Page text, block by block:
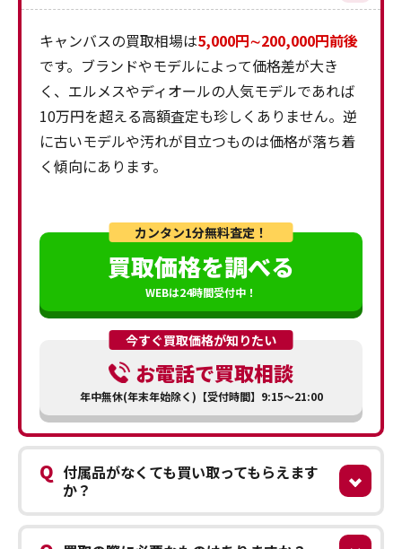
キャンバスの買取相場は5,000円∼200,000円前後
です。ブランドやモデルによって価格差が大き
く、エルメスやディオールの人気モデルであれば
10万円を超える高額査定も珍しくありません。逆
に古いモデルや汚れが目立つものは価格が落ち着
く傾向にあります。
カンタン1分無料査定！
買取価格を調べる
WEBは24時間受付中！
今すぐ買取価格が知りたい
お電話で買取相談
年中無休(年末年始除く)【受付時間】9:15～21:00
Q 付属品がなくても買い取ってもらえます
か？